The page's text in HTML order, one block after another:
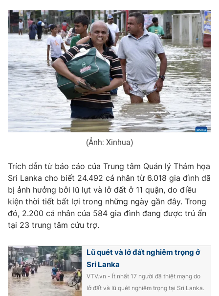
VTV4 Vươn mình bằng AI
VTV9 VTV8
Liên hệ tòa soạn English
THỜI BÁO VTV
Theo dõi báo trên
Cơ quan chủ quản: Đài Truyền hình Việt Nam
Cơ quan báo chí:Thời báo VTV
Giấy phép hoạt động báo in và báo điện tử số 483/GP-BTTTT
Tổng Biên tập:Vũ Thanh Thủy
Phó Tổng Biên tập:Nguyễn Thị Mỹ Hạnh, Phạm Quốc Thắng,
Nguyễn Trọng Ninh
Tổng đài VTV:024.38 355 931 - 024.38 355 932
(Ảnh: Xinhua)
Trích dẫn từ báo cáo của Trung tâm Quản lý Thảm họa
Sri Lanka cho biết 24.492 cá nhân từ 6.018 gia đình đã
bị ảnh hưởng bởi lũ lụt và lở đất ở 11 quận, do điều
kiện thời tiết bất lợi trong những ngày gần đây. Trong
đó, 2.200 cá nhân của 584 gia đình đang được trú ẩn
tại 23 trung tâm cứu trợ.
Lũ quét và lở đất nghiêm trọng ở
Sri Lanka
VTV.vn - Ít nhất 17 người đã thiệt mạng do
lở đất và lũ quét nghiêm trọng tại Sri Lanka.